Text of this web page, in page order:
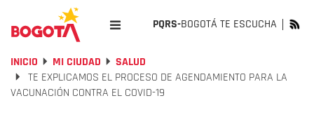
PQRS-BOGOTÁ TE ESCUCHA
INICIO MI CIUDAD
SALUD
TE EXPLICAMOS EL PROCESO DE AGENDAMIENTO PARA LA
VACUNACIÓN CONTRA EL COVID-19